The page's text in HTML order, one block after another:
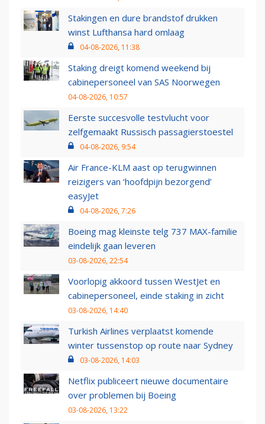
Stakingen en dure brandstof drukken
winst Lufthansa hard omlaag
04-08-2026, 11:38
Staking dreigt komend weekend bij
cabinepersoneel van SAS Noorwegen
04-08-2026, 10:57
Eerste succesvolle testvlucht voor
zelfgemaakt Russisch passagierstoestel
04-08-2026, 9:54
Air France-KLM aast op terugwinnen
reizigers van ‘hoofdpijn bezorgend’
easyJet
04-08-2026, 7:26
Boeing mag kleinste telg 737 MAX-familie
eindelijk gaan leveren
03-08-2026, 22:54
Voorlopig akkoord tussen WestJet en
cabinepersoneel, einde staking in zicht
03-08-2026, 14:40
Turkish Airlines verplaatst komende
winter tussenstop op route naar Sydney
03-08-2026, 14:03
Netflix publiceert nieuwe documentaire
over problemen bij Boeing
03-08-2026, 13:22